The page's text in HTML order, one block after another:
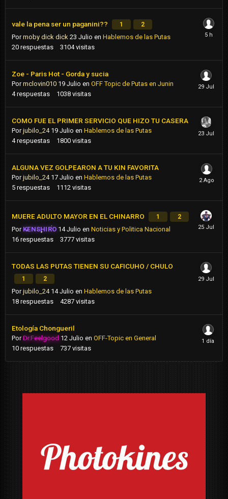
vale la pena ser un paganini?? 1 2
Pormoby dick dick 23 Julio en Hablemos de las Putas
20 respuestas 3104 visitas
Zoe - Paris Hot - Gorda y sucia
Pormclovin010 19 Julio en OFF Topic de Putas en Junin
4 respuestas 1038 visitas
COMO FUE EL PRIMER SERVICIO QUE HIZO TU CASERA
Porjubilo_24 19 Julio en Hablemos de las Putas
4 respuestas 1800 visitas
ALGUNA VEZ GOLPEARON A TU KIN FAVORITA
Porjubilo_24 17 Julio en Hablemos de las Putas
5 respuestas 1112 visitas
MUERE ADULTO MAYOR EN EL CHINARRO 1 2
Por KENSHIRO 14 Julio enNoticias y Politica Nacional
16 respuestas 3777 visitas
TODAS LAS PUTAS TIENEN SU CAFICUHO / CHULO
1 2
Porjubilo_24 14 Julio en Hablemos de las Putas
18 respuestas 4287 visitas
Etología Chongueril
PorDr.Feelgood 12 Julio en OFF-Topic en General
10 respuestas 737 visitas